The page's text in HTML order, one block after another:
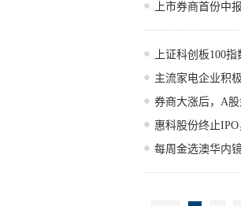
上市券商首份中
上证科创板100
主流家电企业积
券商大涨后，A
惠科股份终止
每周金选澳华内